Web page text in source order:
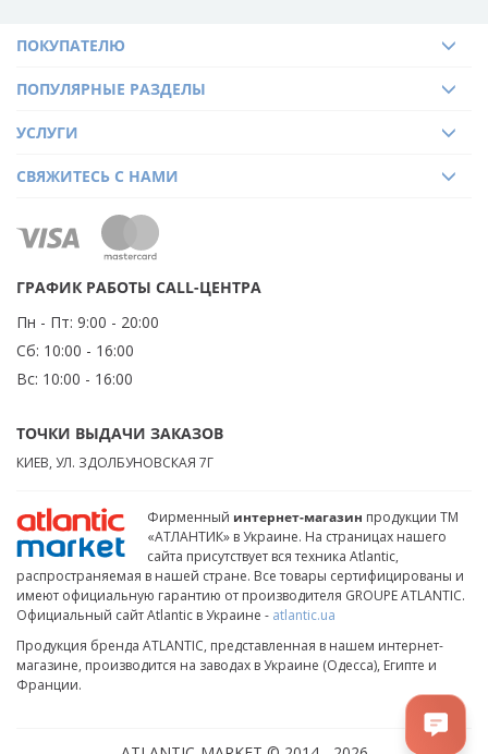
Фирменный интернет-магазин продукции ТМ
«АТЛАНТИК» в Украине. На страницах нашего
сайта присутствует вся техника Atlantic,
распространяемая в нашей стране. Все товары сертифицированы и
имеют официальную гарантию от производителя GROUPE ATLANTIC.
Официальный сайт Atlantic в Украине - atlantic.ua
Продукция бренда ATLANTIC, представленная в нашем интернет-
магазине, производится на заводах в Украине (Одесса), Египте и
Франции.
ПОКУПАТЕЛЮ
ПОПУЛЯРНЫЕ РАЗДЕЛЫ
УСЛУГИ
ГРАФИК РАБОТЫ CALL-ЦЕНТРА
Пн - Пт: 9:00 - 20:00
Сб: 10:00 - 16:00
Вс: 10:00 - 16:00
ТОЧКИ ВЫДАЧИ ЗАКАЗОВ
КИЕВ, УЛ. ЗДОЛБУНОВСКАЯ 7Г
СВЯЖИТЕСЬ С НАМИ